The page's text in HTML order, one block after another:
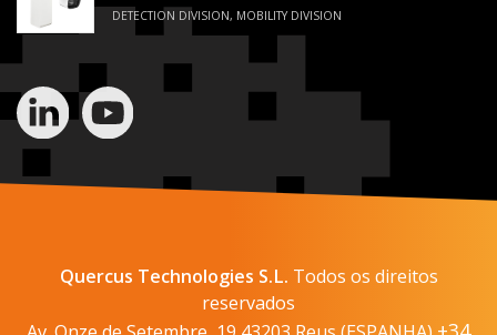
DETECTION DIVISION, MOBILITY DIVISION
Quercus Technologies S.L. Todos os direitos
reservados